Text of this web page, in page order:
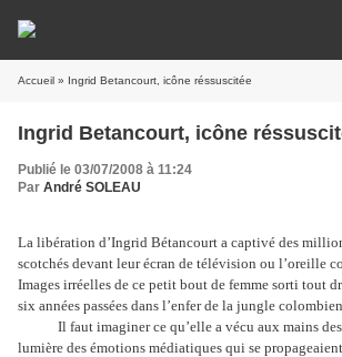
Accueil » Ingrid Betancourt, icône réssuscitée
Ingrid Betancourt, icône
Publié le 03/07/2008 à 11:24
Par André SOLEAU
La libération d’Ingrid Bétancourt a captivé des
scotchés devant leur écran de télévision ou l’oreille
Images irréelles de ce petit bout de femme sorti tout
six années passées dans l’enfer de la jungle
Il faut imaginer ce qu’elle a vécu aux mains des
lumière des émotions médiatiques qui se